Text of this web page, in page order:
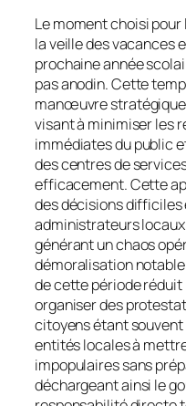
Le moment choisi pour
la veille des vacances
prochaine année
pas anodin. Cette
manœuvre
visant à minimiser les
immédiates du public
des centres de
efficacement. Cette
des décisions
administrateurs
générant un chaos
démoralisation
de cette période
organiser des
citoyens étant
entités locales à
impopulaires sans
déchargeant ainsi le